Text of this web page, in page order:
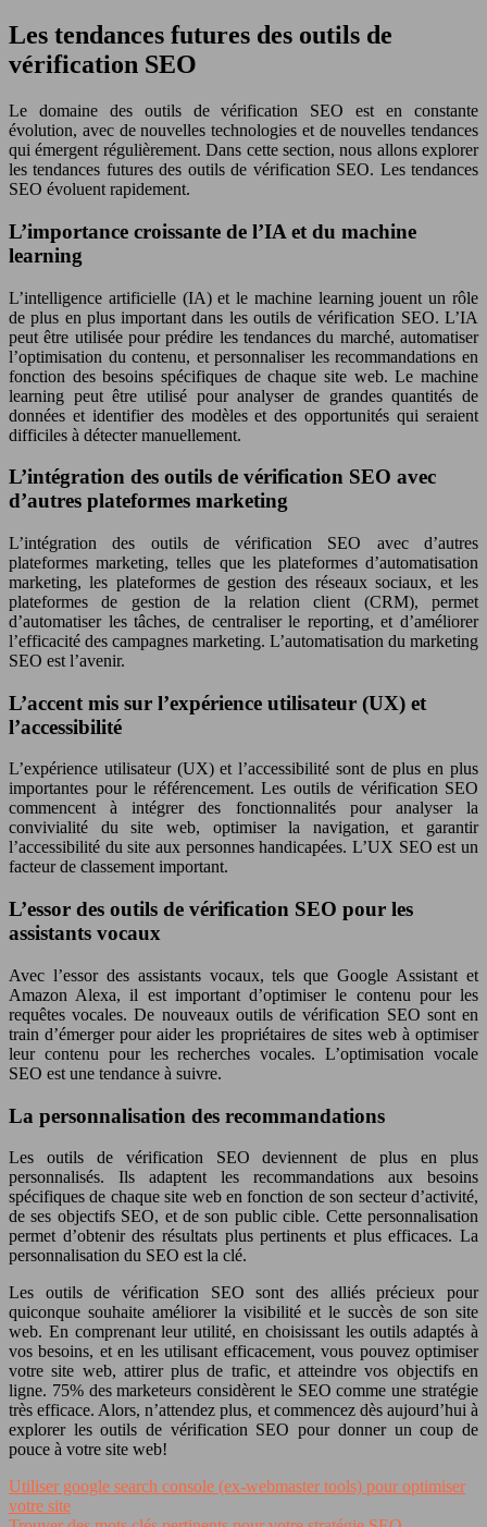
Les tendances futures des outils de
vérification SEO
Le domaine des outils de vérification SEO est en constante
évolution, avec de nouvelles technologies et de nouvelles tendances
qui émergent régulièrement. Dans cette section, nous allons explorer
les tendances futures des outils de vérification SEO. Les tendances
SEO évoluent rapidement.
L’importance croissante de l’IA et du machine
learning
L’intelligence artificielle (IA) et le machine learning jouent un rôle
de plus en plus important dans les outils de vérification SEO. L’IA
peut être utilisée pour prédire les tendances du marché, automatiser
l’optimisation du contenu, et personnaliser les recommandations en
fonction des besoins spécifiques de chaque site web. Le machine
learning peut être utilisé pour analyser de grandes quantités de
données et identifier des modèles et des opportunités qui seraient
difficiles à détecter manuellement.
L’intégration des outils de vérification SEO avec
d’autres plateformes marketing
L’intégration des outils de vérification SEO avec d’autres
plateformes marketing, telles que les plateformes d’automatisation
marketing, les plateformes de gestion des réseaux sociaux, et les
plateformes de gestion de la relation client (CRM), permet
d’automatiser les tâches, de centraliser le reporting, et d’améliorer
l’efficacité des campagnes marketing. L’automatisation du marketing
SEO est l’avenir.
L’accent mis sur l’expérience utilisateur (UX) et
l’accessibilité
L’expérience utilisateur (UX) et l’accessibilité sont de plus en plus
importantes pour le référencement. Les outils de vérification SEO
commencent à intégrer des fonctionnalités pour analyser la
convivialité du site web, optimiser la navigation, et garantir
l’accessibilité du site aux personnes handicapées. L’UX SEO est un
facteur de classement important.
L’essor des outils de vérification SEO pour les
assistants vocaux
Avec l’essor des assistants vocaux, tels que Google Assistant et
Amazon Alexa, il est important d’optimiser le contenu pour les
requêtes vocales. De nouveaux outils de vérification SEO sont en
train d’émerger pour aider les propriétaires de sites web à optimiser
leur contenu pour les recherches vocales. L’optimisation vocale
SEO est une tendance à suivre.
La personnalisation des recommandations
Les outils de vérification SEO deviennent de plus en plus
personnalisés. Ils adaptent les recommandations aux besoins
spécifiques de chaque site web en fonction de son secteur d’activité,
de ses objectifs SEO, et de son public cible. Cette personnalisation
permet d’obtenir des résultats plus pertinents et plus efficaces. La
personnalisation du SEO est la clé.
Les outils de vérification SEO sont des alliés précieux pour
quiconque souhaite améliorer la visibilité et le succès de son site
web. En comprenant leur utilité, en choisissant les outils adaptés à
vos besoins, et en les utilisant efficacement, vous pouvez optimiser
votre site web, attirer plus de trafic, et atteindre vos objectifs en
ligne. 75% des marketeurs considèrent le SEO comme une stratégie
très efficace. Alors, n’attendez plus, et commencez dès aujourd’hui à
explorer les outils de vérification SEO pour donner un coup de
pouce à votre site web!
Utiliser google search console (ex-webmaster tools) pour optimiser
votre site